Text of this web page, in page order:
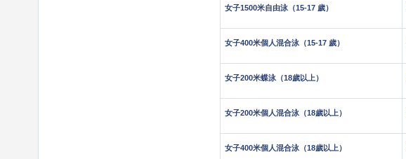
女子1500米自由泳（15-17 歲）
女子400米個人混合泳（15-17 歲）
女子200米蝶泳（18歲以上）
女子200米個人混合泳（18歲以上）
女子400米個人混合泳（18歲以上）